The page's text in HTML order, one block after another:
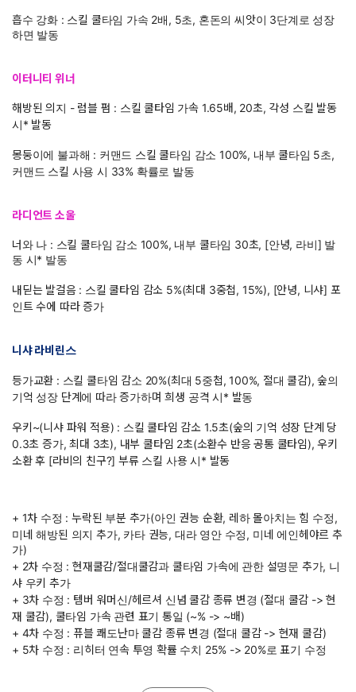
흡수 강화 : 스킬 쿨타임 가속 2배, 5초, 혼돈의 씨앗이 3단계로 성장
하면 발동
이터니티 위너
해방된 의지 - 럼블 펌 : 스킬 쿨타임 가속 1.65배, 20초, 각성 스킬 발동
시* 발동
몽둥이에 불과해 : 커맨드 스킬 쿨타임 감소 100%, 내부 쿨타임 5초,
커맨드 스킬 사용 시 33% 확률로 발동
라디언트 소울
너와 나 : 스킬 쿨타임 감소 100%, 내부 쿨타임 30초, [안녕, 라비] 발
동 시* 발동
내딛는 발걸음 : 스킬 쿨타임 감소 5%(최대 3중첩, 15%), [안녕, 니샤] 포
인트 수에 따라 증가
니샤 라비린스
등가교환 : 스킬 쿨타임 감소 20%(최대 5중첩, 100%, 절대 쿨감), 숲의
기억 성장 단계에 따라 증가하며 희생 공격 시* 발동
우키~(니샤 파워 적용) : 스킬 쿨타임 감소 1.5초(숲의 기억 성장 단계 당
0.3초 증가, 최대 3초), 내부 쿨타임 2초(소환수 반응 공통 쿨타임), 우키
소환 후 [라비의 친구?] 부류 스킬 사용 시* 발동
+ 1차 수정 : 누락된 부분 추가(아인 권능 순환, 레하 몰아치는 힘 수정,
미네 해방된 의지 추가, 카타 권능, 대라 영안 수정, 미네 에인헤야르 추
가)
+ 2차 수정 : 현재쿨감/절대쿨감과 쿨타임 가속에 관한 설명문 추가, 니
샤 우키 추가
+ 3차 수정 : 템버 워머신/헤르셔 신념 쿨감 종류 변경 (절대 쿨감 -> 현
재 쿨감), 쿨타임 가속 관련 표기 통일 (~% -> ~배)
+ 4차 수정 : 퓨블 쾌도난마 쿨감 종류 변경 (절대 쿨감 -> 현재 쿨감)
+ 5차 수정 : 리히터 연속 투영 확률 수치 25% -> 20%로 표기 수정